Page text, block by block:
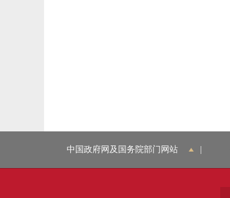
中国政府网及国务院部门网站